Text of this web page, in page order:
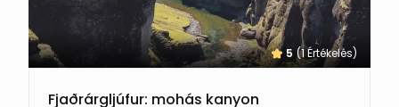
5 (1 Értékelés)
Fjaðrárgljúfur: mohás kanyon